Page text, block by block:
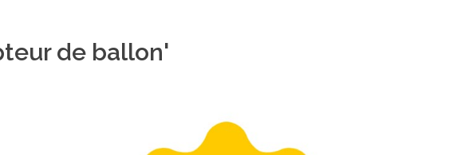
de ballon'